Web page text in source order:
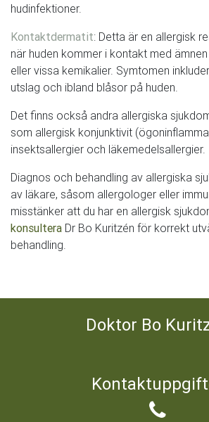
hudinfektioner.
Kontaktdermatit: Detta är en allergisk
när huden kommer i kontakt med
eller vissa kemikalier. Symtomen
utslag och ibland blåsor på huden.
Det finns också andra allergiska
som allergisk konjunktivit
insektsallergier och läkemedelsallergier.
Diagnos och behandling av allergiska
av läkare, såsom allergologer eller
misstänker att du har en allergisk
konsultera Dr Bo Kuritzén för korrekt
behandling.
Doktor Bo